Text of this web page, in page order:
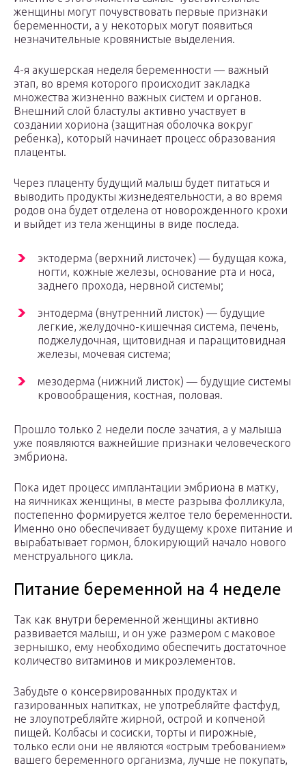
женщины могут почувствовать первые признаки
беременности, а у некоторых могут появиться
незначительные кровянистые выделения.
4-я акушерская неделя беременности — важный
этап, во время которого происходит закладка
множества жизненно важных систем и органов.
Внешний слой бластулы активно участвует в
создании хориона (защитная оболочка вокруг
ребенка), который начинает процесс образования
плаценты.
Через плаценту будущий малыш будет питаться и
выводить продукты жизнедеятельности, а во время
родов она будет отделена от новорожденного крохи
и выйдет из тела женщины в виде последа.
эктодерма (верхний листочек) — будущая кожа,
ногти, кожные железы, основание рта и носа,
заднего прохода, нервной системы;
энтодерма (внутренний листок) — будущие
легкие, желудочно-кишечная система, печень,
поджелудочная, щитовидная и паращитовидная
железы, мочевая система;
мезодерма (нижний листок) — будущие системы
кровообращения, костная, половая.
Прошло только 2 недели после зачатия, а у малыша
уже появляются важнейшие признаки человеческого
эмбриона.
Пока идет процесс имплантации эмбриона в матку,
на яичниках женщины, в месте разрыва фолликула,
постепенно формируется желтое тело беременности.
Именно оно обеспечивает будущему крохе питание и
вырабатывает гормон, блокирующий начало нового
менструального цикла.
Питание беременной на 4 неделе
Так как внутри беременной женщины активно
развивается малыш, и он уже размером с маковое
зернышко, ему необходимо обеспечить достаточное
количество витаминов и микроэлементов.
Забудьте о консервированных продуктах и
газированных напитках, не употребляйте фастфуд,
не злоупотребляйте жирной, острой и копченой
пищей. Колбасы и сосиски, торты и пирожные,
только если они не являются «острым требованием»
вашего беременного организма, лучше не покупать,